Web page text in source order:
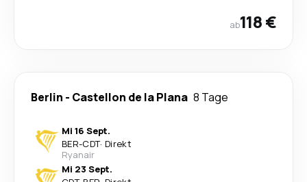
ab118 €
Berlin - Castellon de la Plana 8 Tage
Mi 16 Sept.
BER-CDT· Direkt
Ryanair
Mi 23 Sept.